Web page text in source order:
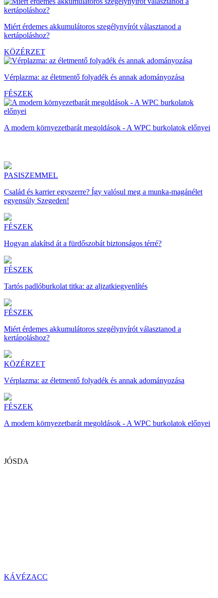
Miért érdemes akkumulátoros szegélynyírót választanod a
kertápoláshoz?
KÖZÉRZET
Vérplazma: az életmentő folyadék és annak adományozása
FÉSZEK
A modern környezetbarát megoldások - A WPC burkolatok előnyei
PASISZEMMEL
Család és karrier egyszerre? Így valósul meg a munka-magánélet
egyensúly Szegeden!
FÉSZEK
Hogyan alakítsd át a fürdőszobát biztonságos térré?
FÉSZEK
Tartós padlóburkolat titka: az aljzatkiegyenlítés
FÉSZEK
Miért érdemes akkumulátoros szegélynyírót választanod a
kertápoláshoz?
KÖZÉRZET
Vérplazma: az életmentő folyadék és annak adományozása
FÉSZEK
A modern környezetbarát megoldások - A WPC burkolatok előnyei
JÓSDA
KÁVÉZACC